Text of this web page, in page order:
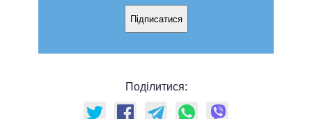
Підписатися
Поділитися: